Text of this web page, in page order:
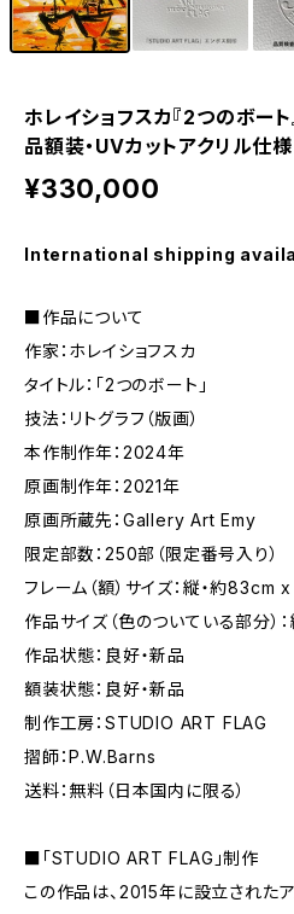
ホレイショフスカ『2つのボート
品額装・UVカットアクリル仕様
¥330,000
International shipping
■作品について
作家：ホレイショフスカ
タイトル：「2つのボート」
技法：リトグラフ（版画）
本作制作年：2024年
原画制作年：2021年
原画所蔵先：Gallery Art Emy
限定部数：250部（限定番号入り）
フレーム（額）サイズ：縦・約
作品サイズ（色のついている部分
作品状態：良好・新品
額装状態：良好・新品
制作工房：STUDIO ART FLAG
摺師：P.W.Barns
送料：無料（日本国内に限る）
■「STUDIO ART FLAG」制作
この作品は、2015年に設立された